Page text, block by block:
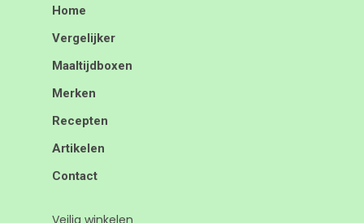
Home
Vergelijker
Maaltijdboxen
Merken
Recepten
Artikelen
Contact
Veilig winkelen